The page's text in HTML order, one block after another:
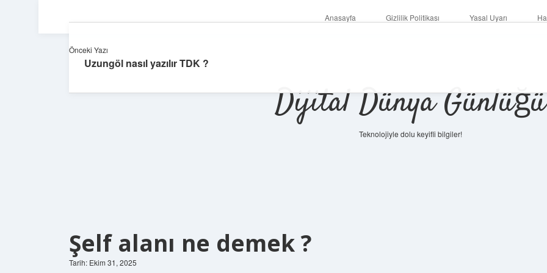
Anasayfa Gizlilik Politikası Yasal Uyarı
Dijital Dünya Günlüğü
Teknolojiyle dolu keyifli bilgiler!
Şelf alanı ne demek ?
Tarih: Ekim 31, 2025
Önceki Yazı
Uzungöl nasıl yazılır TDK ?